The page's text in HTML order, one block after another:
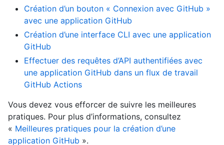
Création d’un bouton « Connexion avec GitHub »
avec une application GitHub
Création d’une interface CLI avec une application
GitHub
Effectuer des requêtes d’API authentifiées avec
une application GitHub dans un flux de travail
GitHub Actions
Vous devez vous efforcer de suivre les meilleures
pratiques. Pour plus d’informations, consultez
« Meilleures pratiques pour la création d’une
application GitHub ».